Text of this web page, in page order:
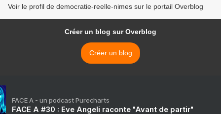
Voir le profil de democratie-reelle-nimes sur le portail Overblog
Créer un blog sur Overblog
Créer un blog
FACE A - un podcast Purecharts
FACE A #30 : Eve Angeli raconte "Avant de partir"